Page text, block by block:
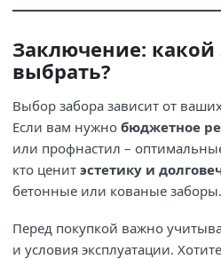
Заключение: какой
выбрать?
Выбор забора зависит от
Если вам нужно бюджетное
или профнастил –
кто ценит эстетику и
бетонные или кованые заборы.
Перед покупкой важно
и условия эксплуатации.